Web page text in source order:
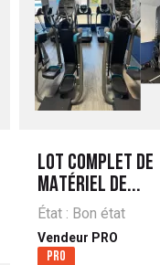
LOT COMPLET DE
MATÉRIEL DE...
État : Bon état
Vendeur PRO
Pro